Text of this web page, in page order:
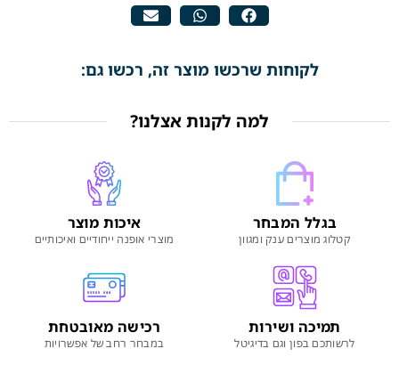
לקוחות שרכשו מוצר זה, רכשו גם:
למה לקנות אצלנו?
בגלל המבחר
קטלוג מוצרים ענק ומגוון
איכות מוצר
מוצרי אופנה ייחודיים ואיכותיים
תמיכה ושירות
לרשותכם בפון וגם בדיגיטל
רכישה מאובטחת
במבחר רחב של אפשרויות